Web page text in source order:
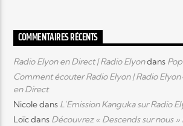
COMMENTAIRES RÉCENTS
Radio Elyon en Direct | Radio Elyondans
Comment écouter Radio Elyon | Radio Elyon
en Direct
Nicoledans L’Emission Kanguka sur Radio
Loïcdans Découvrez « Descends sur nous